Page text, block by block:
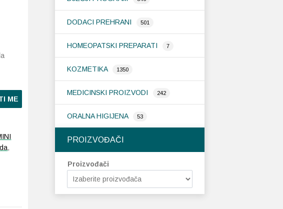
DODACI PREHRANI 501
HOMEOPATSKI PREPARATI 7
KOZMETIKA 1350
MEDICINSKI PROIZVODI 242
ORALNA HIGIJENA 53
PROIZVOĐAČI
Proizvođači
ME
,